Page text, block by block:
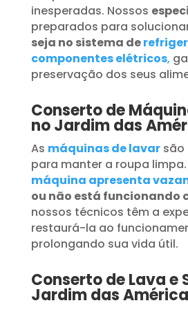
inesperadas. Nossos
preparados para
seja no sistema de
componentes elétricos,
preservação dos seus
Conserto de
no Jardim das
As máquinas de lavar são
para manter a roupa limpa.
máquina apresenta
ou não está funcionando
nossos técnicos têm a
restaurá-la ao
prolongando sua vida útil.
Conserto de Lava e
Jardim das